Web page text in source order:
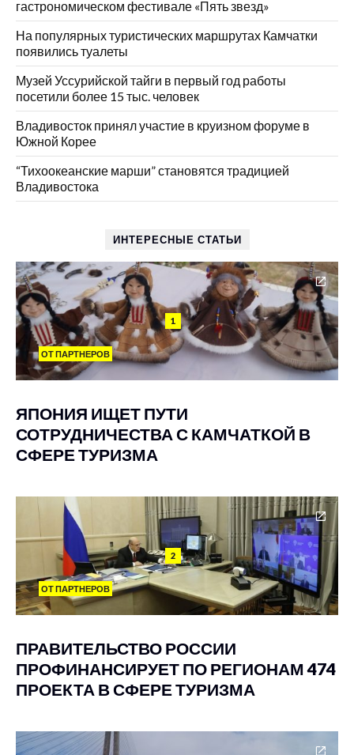
гастрономическом фестивале «Пять звезд»
На популярных туристических маршрутах Камчатки
появились туалеты
Музей Уссурийской тайги в первый год работы
посетили более 15 тыс. человек
Владивосток принял участие в круизном форуме в
Южной Корее
“Тихоокеанские марши” становятся традицией
Владивостока
ИНТЕРЕСНЫЕ СТАТЬИ
1
ОТ ПАРТНЕРОВ
ЯПОНИЯ ИЩЕТ ПУТИ
СОТРУДНИЧЕСТВА С КАМЧАТКОЙ В
СФЕРЕ ТУРИЗМА
2
ОТ ПАРТНЕРОВ
ПРАВИТЕЛЬСТВО РОССИИ
ПРОФИНАНСИРУЕТ ПО РЕГИОНАМ 474
ПРОЕКТА В СФЕРЕ ТУРИЗМА